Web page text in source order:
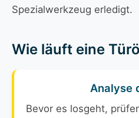
Spezialwerkzeug erledigt.
Wie läuft eine
Analyse
Bevor es losgeht,